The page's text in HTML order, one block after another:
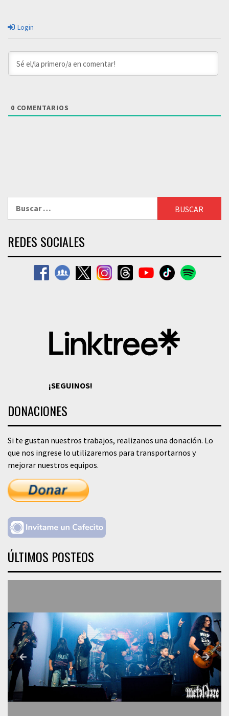
Login
0 COMENTARIOS
REDES SOCIALES
¡SEGUINOS!
DONACIONES
Si te gustan nuestros trabajos, realizanos una donación. Lo
que nos ingrese lo utilizaremos para transportarnos y
mejorar nuestros equipos.
ÚLTIMOS POSTEOS